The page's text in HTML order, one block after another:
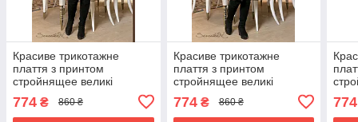
Красиве трикотажне
плаття з принтом
стройнящее великі
774 ₴ 860 ₴
Красиве трикотажне
плаття з принтом
стройнящее великі
774₴ 860 ₴ 774